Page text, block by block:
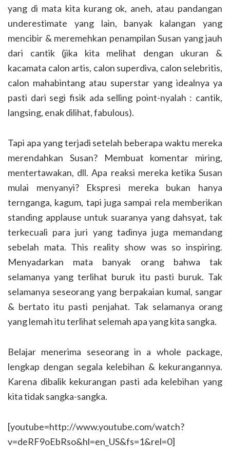
yang di mata kita kurang ok, aneh, atau pandangan
underestimate yang lain, banyak kalangan yang
mencibir & meremehkan penampilan Susan yang jauh
dari cantik (jika kita melihat dengan ukuran &
kacamata calon artis, calon superdiva, calon selebritis,
calon mahabintang atau superstar yang idealnya ya
pasti dari segi fisik ada selling point-nyalah : cantik,
langsing, enak dilihat, fabulous).
Tapi apa yang terjadi setelah beberapa waktu mereka
merendahkan Susan? Membuat komentar miring,
mentertawakan, dll. Apa reaksi mereka ketika Susan
mulai menyanyi? Ekspresi mereka bukan hanya
ternganga, kagum, tapi juga sampai rela memberikan
standing applause untuk suaranya yang dahsyat, tak
terkecuali para juri yang tadinya juga memandang
sebelah mata. This reality show was so inspiring.
Menyadarkan mata banyak orang bahwa tak
selamanya yang terlihat buruk itu pasti buruk. Tak
selamanya seseorang yang berpakaian kumal, sangar
& bertato itu pasti penjahat. Tak selamanya orang
yang lemah itu terlihat selemah apa yang kita sangka.
Belajar menerima seseorang in a whole package,
lengkap dengan segala kelebihan & kekurangannya.
Karena dibalik kekurangan pasti ada kelebihan yang
kita tidak sangka-sangka.
[youtube=http://www.youtube.com/watch?
v=deRF9oEbRso&hl=en_US&fs=1&rel=0]